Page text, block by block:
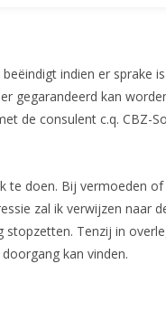
indien er sprake
gegarandeerd kan
de consulent c.q. CBZ-
doen. Bij vermoeden
zal ik verwijzen naar
Tenzij in
kan vinden.